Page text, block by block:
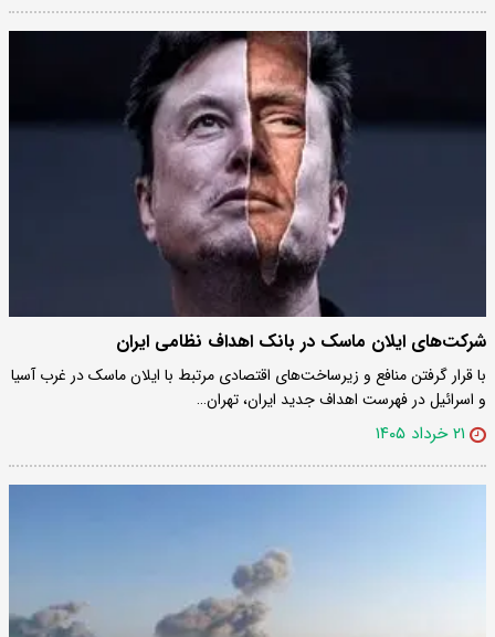
شرکت‌های ایلان ماسک در بانک اهداف نظامی ایران
با قرار گرفتن منافع و زیرساخت‌های اقتصادی مرتبط با ایلان ماسک در غرب آسیا
و اسرائیل در فهرست اهداف جدید ایران، تهران…
۲۱ خرداد ۱۴۰۵